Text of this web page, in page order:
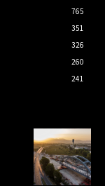
765
351
326
260
241